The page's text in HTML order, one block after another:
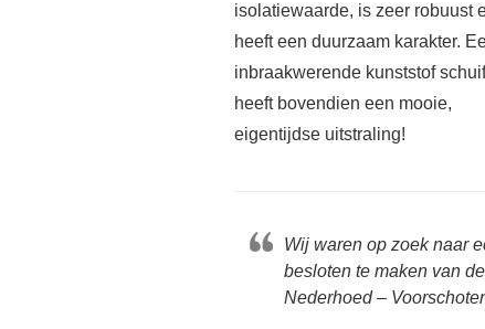
isolatiewaarde, is zeer robuust
heeft een duurzaam karakter.
inbraakwerende kunststof
heeft bovendien een mooie,
eigentijdse uitstraling!
Wij waren op zoek naar
besloten te maken van
Nederhoed –